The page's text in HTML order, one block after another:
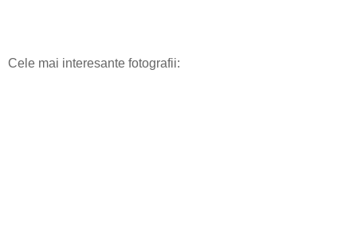
Cele mai interesante fotografii: